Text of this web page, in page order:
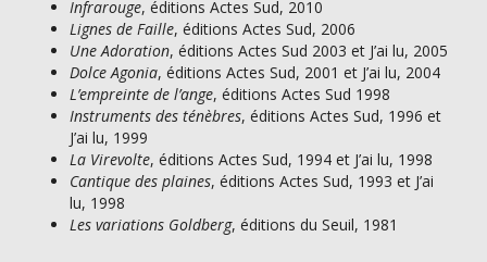
Infrarouge, éditions Actes Sud, 2010
Lignes de Faille, éditions Actes Sud, 2006
Une Adoration, éditions Actes Sud 2003 et J’ai lu, 2005
Dolce Agonia, éditions Actes Sud, 2001 et J’ai lu, 2004
L’empreinte de l’ange, éditions Actes Sud 1998
Instruments des ténèbres, éditions Actes Sud, 1996 et
J’ai lu, 1999
La Virevolte, éditions Actes Sud, 1994 et J’ai lu, 1998
Cantique des plaines, éditions Actes Sud, 1993 et J’ai
lu, 1998
Les variations Goldberg, éditions du Seuil, 1981